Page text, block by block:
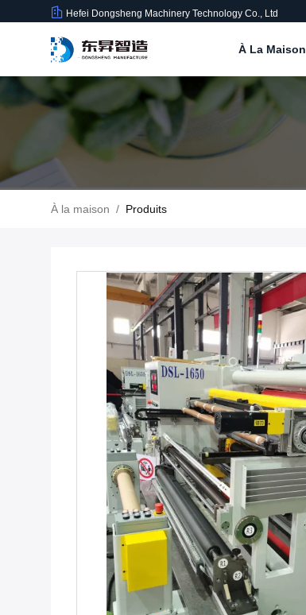
Hefei Dongsheng Machinery Technology Co., Ltd
À La Maison
À la maison / Produits